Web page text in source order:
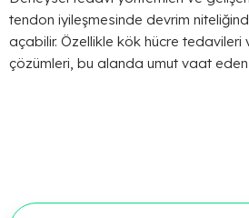
tendon iyileşmesinde devrim
açabilir. Özellikle kök hücre tedavileri
çözümleri, bu alanda umut vaat